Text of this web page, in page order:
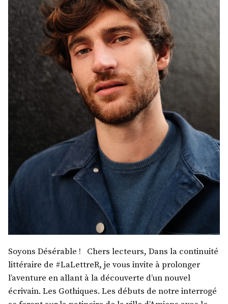
Soyons Désérable ! Chers lecteurs, Dans la continuité
littéraire de #LaLettreR, je vous invite à prolonger
l’aventure en allant à la découverte d’un nouvel
écrivain. Les Gothiques. Les débuts de notre interrogé